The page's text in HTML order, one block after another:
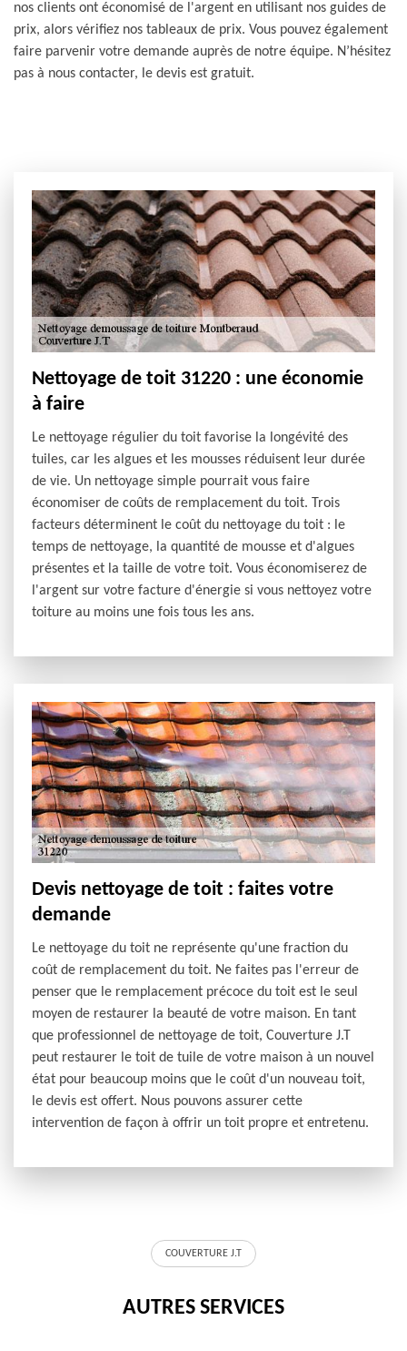
nos clients ont économisé de l'argent en utilisant nos guides de
prix, alors vérifiez nos tableaux de prix. Vous pouvez également
faire parvenir votre demande auprès de notre équipe. N’hésitez
pas à nous contacter, le devis est gratuit.
Nettoyage de toit 31220 : une économie
à faire
Le nettoyage régulier du toit favorise la longévité des
tuiles, car les algues et les mousses réduisent leur durée
de vie. Un nettoyage simple pourrait vous faire
économiser de coûts de remplacement du toit. Trois
facteurs déterminent le coût du nettoyage du toit : le
temps de nettoyage, la quantité de mousse et d'algues
présentes et la taille de votre toit. Vous économiserez de
l'argent sur votre facture d'énergie si vous nettoyez votre
toiture au moins une fois tous les ans.
Devis nettoyage de toit : faites votre
demande
Le nettoyage du toit ne représente qu'une fraction du
coût de remplacement du toit. Ne faites pas l'erreur de
penser que le remplacement précoce du toit est le seul
moyen de restaurer la beauté de votre maison. En tant
que professionnel de nettoyage de toit, Couverture J.T
peut restaurer le toit de tuile de votre maison à un nouvel
état pour beaucoup moins que le coût d'un nouveau toit,
le devis est offert. Nous pouvons assurer cette
intervention de façon à offrir un toit propre et entretenu.
COUVERTURE J.T
AUTRES SERVICES